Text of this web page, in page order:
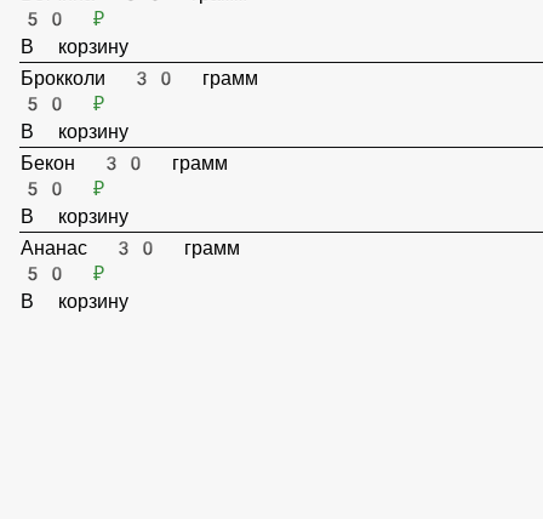
Лосось 30 грамм
200 ₽
В корзину
Кура филе 30 грамм
50 ₽
В корзину
Креветка 30 грамм
100 ₽
В корзину